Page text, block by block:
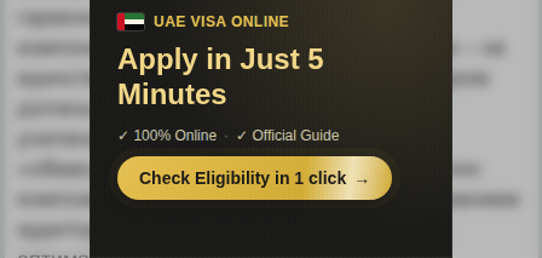
гармонии. Расположение и группировка
компонентов речи относительно друг друга – не
единственная проблема композиции. Автором
должны быть предусмотрены и средства
усиления ее выразительности (например,
«обманутое ожидание»),
а также собственно
композиционные приемы управления вниманием
аудитории. В речи должен присутствовать